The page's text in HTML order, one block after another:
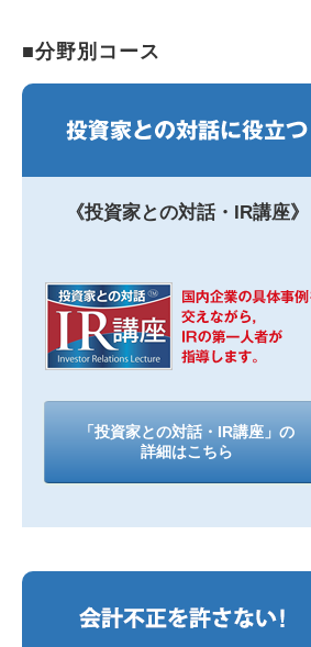
■分野別コース
《投資家との対話・IR講座》
「投資家との対話・IR講座」の
詳細はこちら